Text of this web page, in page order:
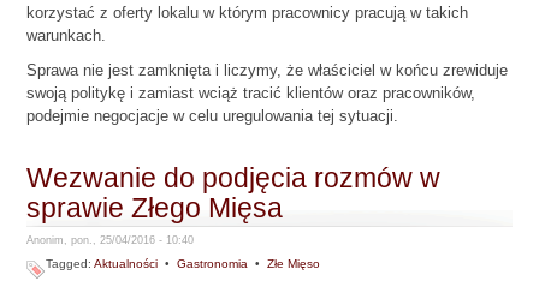
korzystać z oferty lokalu w którym pracownicy pracują w takich
warunkach.
Sprawa nie jest zamknięta i liczymy, że właściciel w końcu zrewiduje
swoją politykę i zamiast wciąż tracić klientów oraz pracowników,
podejmie negocjacje w celu uregulowania tej sytuacji.
Wezwanie do podjęcia rozmów w
sprawie Złego Mięsa
Anonim, pon., 25/04/2016 - 10:40
Tagged:Aktualności •Gastronomia •Złe Mięso